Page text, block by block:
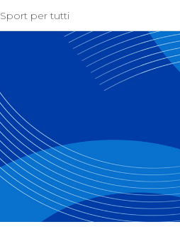
Sport per tutti
Attività Agonistica
Convocazioni
Documentazione Tecnica
Risultati On Line
Classifiche
FICK Coach